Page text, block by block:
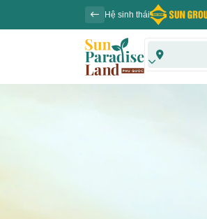
Hệ sinh thái